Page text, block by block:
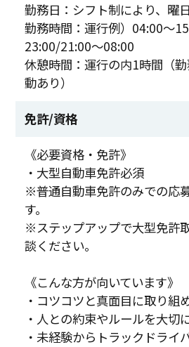
勤務日：シフト制により、曜
勤務時間：運行例）04:00～
23:00/21:00～08:00
休憩時間：運行の内1時間（
動あり）
免許/資格
《必要資格・免許》
・大型自動車免許必須
※普通自動車免許のみでの応
す。
※ステップアップで大型免許
談ください。
《こんな方が向いています》
・コツコツと真面目に取り組
・人との約束やルールを大切
・未経験からトラックドライ